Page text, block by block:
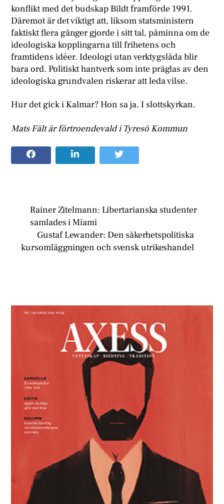
konflikt med det budskap Bildt framförde 1991.
Däremot är det viktigt att, liksom statsministern
faktiskt flera gånger gjorde i sitt tal, påminna om de
ideologiska kopplingarna till frihetens och
framtidens idéer. Ideologi utan verktygslåda blir
bara ord. Politiskt hantverk som inte präglas av den
ideologiska grundvalen riskerar att leda vilse.
Hur det gick i Kalmar? Hon sa ja. I slottskyrkan.
Mats Fält är förtroendevald i Tyresö Kommun
Rainer Zitelmann: Libertarianska studenter
samlades i Miami
Gustaf Lewander: Den säkerhetspolitiska
kursomläggningen och svensk utrikeshandel